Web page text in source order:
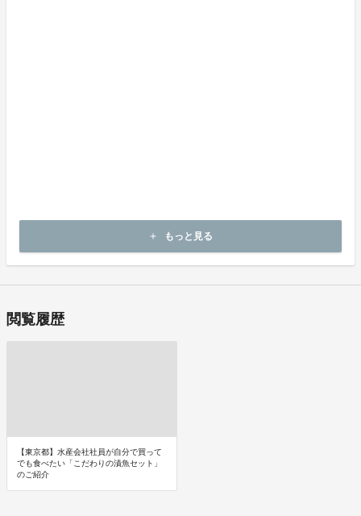
商品到着後14日以内に出品者までご連絡いただいた後、
出品者から対応方法をお客様宛にご連絡いたします。
add もっと見る
閲覧履歴
【東京都】水産会社社員が自分で買って
でも食べたい「こだわりの漬魚セット」
のご紹介